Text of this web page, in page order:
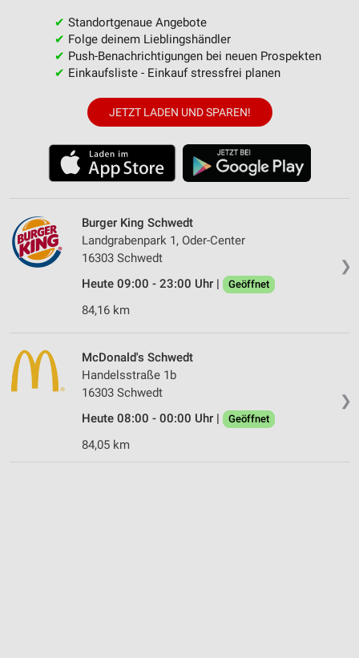
✔ Standortgenaue Angebote
✔ Folge deinem Lieblingshändler
✔ Push-Benachrichtigungen bei neuen Prospekten
✔ Einkaufsliste - Einkauf stressfrei planen
JETZT LADEN UND SPAREN!
❯
Burger King Schwedt
Landgrabenpark 1, Oder-Center
16303 Schwedt
Heute 09:00 - 23:00 Uhr |
Geöffnet
84,16 km
❯
McDonald's Schwedt
Handelsstraße 1b
16303 Schwedt
Heute 08:00 - 00:00 Uhr |
Geöffnet
84,05 km